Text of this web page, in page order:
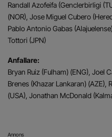
Randall Azofeifa (Genclerbirligi
(NOR), Jose Miguel Cubero
Pablo Antonio Gabas
Tottori (JPN)
Anfallare:
Bryan Ruiz (Fulham) (ENG), Joel
Brenes (Khazar Lankaran) (AZE),
(USA), Jonathan McDonald
Annons